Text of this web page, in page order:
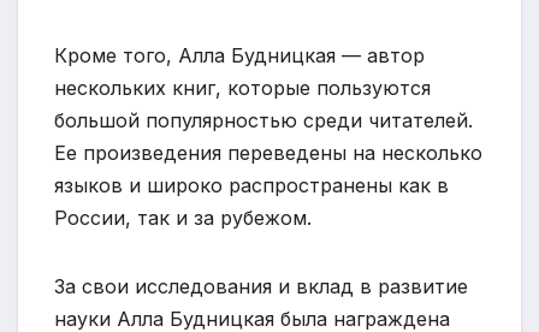
Кроме того, Алла Будницкая — автор
нескольких книг, которые пользуются
большой популярностью среди читателей.
Ее произведения переведены на несколько
языков и широко распространены как в
России, так и за рубежом.
За свои исследования и вклад в развитие
науки Алла Будницкая была награждена